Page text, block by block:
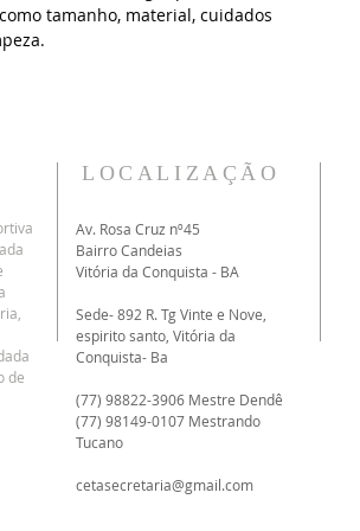
tamanho, material, cuidados
de
LOCALIZAÇÃO
Av. Rosa Cruz nº45
Bairro Candeias
Vitória da Conquista - BA
Sede- 892 R. Tg Vinte e Nove,
espirito santo, Vitória da
Conquista- Ba
(77) 98822-3906 Mestre Dendê
(77) 98149-0107 Mestrando
Tucano
cetasecretaria@gmail.com